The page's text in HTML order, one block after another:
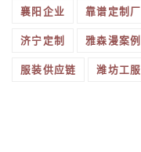
襄阳企业 靠谱定制厂
济宁定制 雅森漫案例
服装供应链 潍坊工服